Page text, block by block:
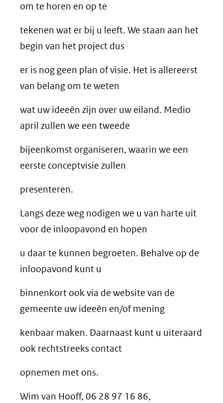
om te horen en op te
tekenen wat er bij u leeft. We staan aan het
begin van het project dus
er is nog geen plan of visie. Het is allereerst
van belang om te weten
wat uw ideeën zijn over uw eiland. Medio
april zullen we een tweede
bijeenkomst organiseren, waarin we een
eerste conceptvisie zullen
presenteren.
Langs deze weg nodigen we u van harte uit
voor de inloopavond en hopen
u daar te kunnen begroeten. Behalve op de
inloopavond kunt u
binnenkort ook via de website van de
gemeente uw ideeën en/of mening
kenbaar maken. Daarnaast kunt u uiteraard
ook rechtstreeks contact
opnemen met ons.
Wim van Hooff, 06 28 97 16 86,